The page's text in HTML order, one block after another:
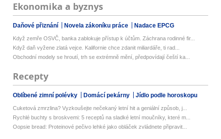
Ekonomika a byznys
Daňové přiznání Novela zákoníku práce Nadace EPCG
Když zemře OSVČ, banka zablokuje přístup k účtům. Záchrana rodinné fir...
Když daň vyžene zlatá vejce. Kalifornie chce zdanit miliardáře, ti rad...
Obchodní modely se hroutí, trh se extrémně mění, předpovídají čeští ka...
Recepty
Oblíbené zimní polévky Domácí pekárny Jídlo podle horoskopu
Cuketová zmrzlina? Vyzkoušejte nečekaný letní hit a geniální způsob, j...
Rychlé buchty s broskvemi: 5 receptů na sladké letní moučníky, které m...
Oopsie bread: Proteinové pečivo lehké jako obláček zvládnete připravit...